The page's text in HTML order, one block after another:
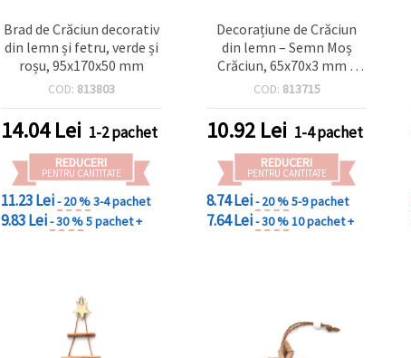
Brad de Crăciun decorativ
din lemn și fetru, verde și
roșu, 95x170x50 mm
COD: 813803
14.04Lei 1-2 pachet
REDUCERI
PENTRU CANTITATE
11.23 Lei- 20 %3-4 pachet
9.83 Lei- 30 %5 pachet +
Decorațiune de Crăciun
din lemn – Semn Moș
Crăciun, 65x70x3 mm –
set 5 bucăți
COD: 813715
10.92 Lei 1-4 pachet
REDUCERI
PENTRU CANTITATE
8.74 Lei- 20 %5-9 pachet
7.64 Lei- 30 %10 pachet +